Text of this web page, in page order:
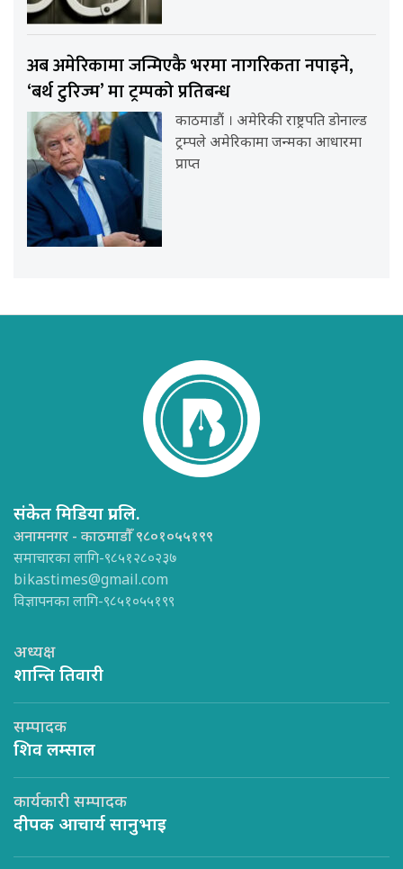
अब अमेरिकामा जन्मिएकै भरमा नागरिकता नपाइने,
‘बर्थ टुरिज्म’ मा ट्रम्पको प्रतिबन्ध
काठमाडौं । अमेरिकी राष्ट्रपति डोनाल्ड
ट्रम्पले अमेरिकामा जन्मका आधारमा
प्राप्त
संकेत मिडिया प्रा.लि.
अनामनगर - काठमाडौँ ९८०१०५५१९९
समाचारका लागि-९८५१२८०२३७
bikastimes@gmail.com
विज्ञापनका लागि-९८५१०५५१९९
अध्यक्ष
शान्ति तिवारी
सम्पादक
शिव लम्साल
कार्यकारी सम्पादक
दीपक आचार्य सानुभाइ